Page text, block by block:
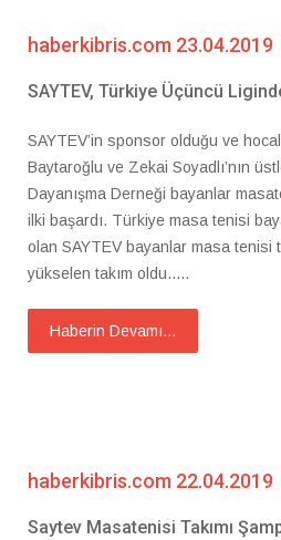
haberkibris.com 23.04.2019
SAYTEV, Türkiye Üçüncü
SAYTEV’in sponsor olduğu ve
Baytaroğlu ve Zekai Soyadlı’nın
Dayanışma Derneği bayanlar
ilki başardı. Türkiye masa tenisi
olan SAYTEV bayanlar masa tenisi
yükselen takım oldu.....
Haberin Devamı...
haberkibris.com 22.04.2019
Saytev Masatenisi Takımı